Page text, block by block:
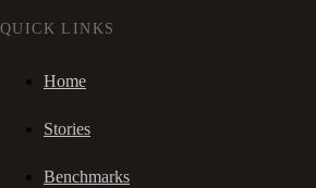
QUICK LINKS
Home
Stories
Benchmarks